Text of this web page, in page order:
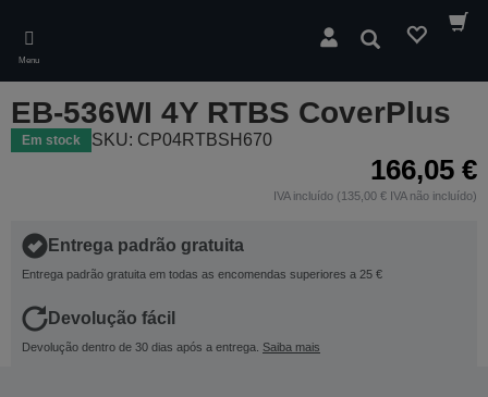
main
content
Menu
Pesquisar
EB-536WI 4Y RTBS CoverPlus
Em stock SKU: CP04RTBSH670
166,05 €
IVA incluído (135,00 € IVA não incluído)
Entrega padrão gratuita
Entrega padrão gratuita em todas as encomendas superiores a 25 €
Devolução fácil
Devolução dentro de 30 dias após a entrega. Saiba mais